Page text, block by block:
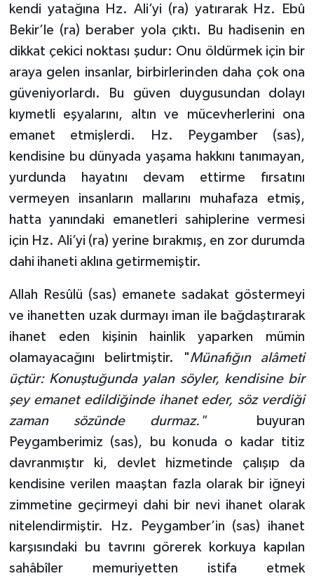
kendi yatağına Hz. Ali’yi (ra) yatırarak Hz. Ebû
Bekir’le (ra) beraber yola çıktı. Bu hadisenin en
dikkat çekici noktası şudur: Onu öldürmek için bir
araya gelen insanlar, birbirlerinden daha çok ona
güveniyorlardı. Bu güven duygusundan dolayı
kıymetli eşyalarını, altın ve mücevherlerini ona
emanet etmişlerdi. Hz. Peygamber (sas),
kendisine bu dünyada yaşama hakkını tanımayan,
yurdunda hayatını devam ettirme fırsatını
vermeyen insanların mallarını muhafaza etmiş,
hatta yanındaki emanetleri sahiplerine vermesi
için Hz. Ali’yi (ra) yerine bırakmış, en zor durumda
dahi ihaneti aklına getirmemiştir.
Allah Resûlü (sas) emanete sadakat göstermeyi
ve ihanetten uzak durmayı iman ile bağdaştırarak
ihanet eden kişinin hainlik yaparken mümin
olamayacağını belirtmiştir. "Münafığın alâmeti
üçtür: Konuştuğunda yalan söyler, kendisine bir
şey emanet edildiğinde ihanet eder, söz verdiği
zaman sözünde durmaz."buyuran
Peygamberimiz (sas), bu konuda o kadar titiz
davranmıştır ki, devlet hizmetinde çalışıp da
kendisine verilen maaştan fazla olarak bir iğneyi
zimmetine geçirmeyi dahi bir nevi ihanet olarak
nitelendirmiştir. Hz. Peygamber’in (sas) ihanet
karşısındaki bu tavrını görerek korkuya kapılan
sahâbîler memuriyetten istifa etmek